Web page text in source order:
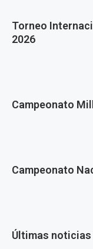
Torneo
2026
Campeonato
Campeonato
Últimas noticias